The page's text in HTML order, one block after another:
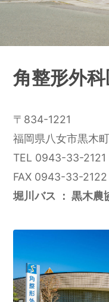
角整形外
〒834-1221
福岡県八女市黒木
TEL 0943-33-2121
FAX 0943-33-2122
堀川バス ： 黒木農